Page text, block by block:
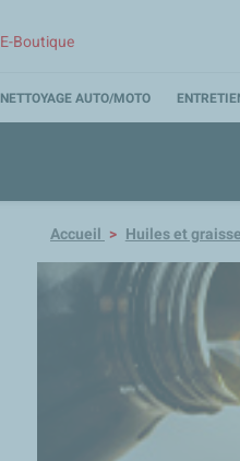
E-Boutique
NETTOYAGE AUTO/MOTO
Accueil Huiles et